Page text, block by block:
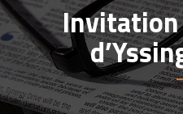
Invitation